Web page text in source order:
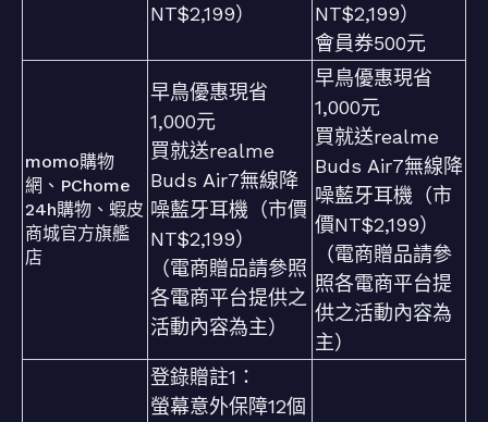
NT$2,199）
NT$2,199）
會員券500元
momo購物
網、PChome
24h購物、蝦皮
商城官方旗艦
店
早鳥優惠現省
1,000元
買就送realme
Buds Air7無線降
噪藍牙耳機（市價
NT$2,199）
（電商贈品請參照
各電商平台提供之
活動內容為主）
早鳥優惠現省
1,000元
買就送realme
Buds Air7無線降
噪藍牙耳機（市
價NT$2,199）
（電商贈品請參
照各電商平台提
供之活動內容為
主）
登錄贈註1：
螢幕意外保障12個